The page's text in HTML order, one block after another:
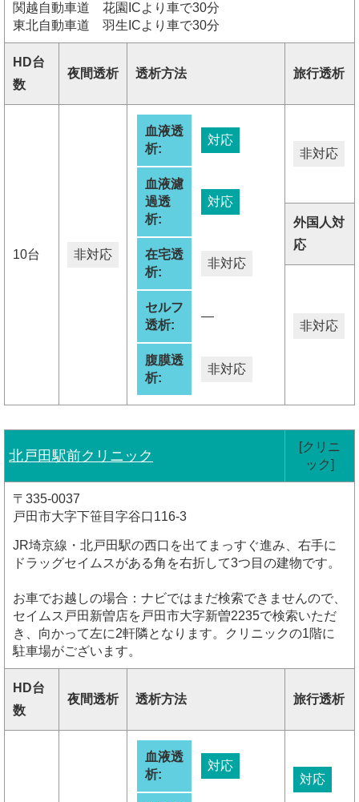
関越自動車道 花園ICより車で30分
東北自動車道 羽生ICより車で30分
HD台
数
夜間透析 透析方法 旅行透析
10台 非対応
血液透
析:
対応
血液濾
過透
析:
対応
在宅透
析:
非対応
セルフ
透析:
―
腹膜透
析:
非対応
非対応
外国人対
応
非対応
北戸田駅前クリニック
[クリニ
ック]
〒335-0037
戸田市大字下笹目字谷口116-3
JR埼京線・北戸田駅の西口を出てまっすぐ進み、右手に
ドラッグセイムスがある角を右折して3つ目の建物です。
お車でお越しの場合：ナビではまだ検索できませんので、
セイムス戸田新曽店を戸田市大字新曽2235で検索いただ
き、向かって左に2軒隣となります。クリニックの1階に
駐車場がございます。
HD台
数
夜間透析 透析方法 旅行透析
血液透
析:
対応
対応